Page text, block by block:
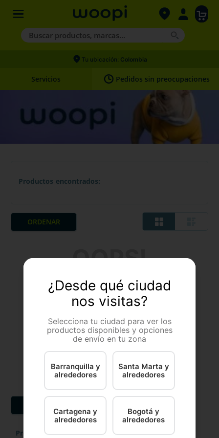
Buscar productos, marcas...
Términos más buscados
2.
hills
nexgard
4. royal canin
Tu ubicación: Colombia
Servicios Pedidos sin preocupaciones
Productos
OOPS!
No se encontró ningún producto
¿Qué debo hacer?
Comprueba los términos
ingresados
Intenta utilizar una sola palabra
Utiliza términos genéricos en la
Intenta buscar sinónimos del
término deseado
Productos
¿Desde qué ciudad
nos visitas?
Selecciona tu ciudad para ver los
productos disponibles y opciones
de envío en tu zona
Barranquilla y
alrededores
Santa Marta y
alrededores
Cartagena y
alrededores
Bogotá y
alrededores